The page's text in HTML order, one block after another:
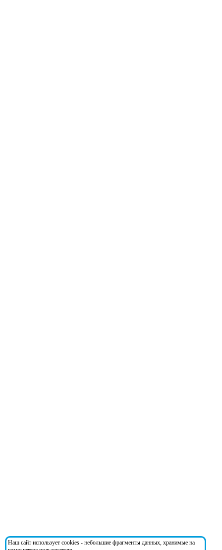
Наш сайт использует cookies - небольшие фрагменты данных, хранимые на